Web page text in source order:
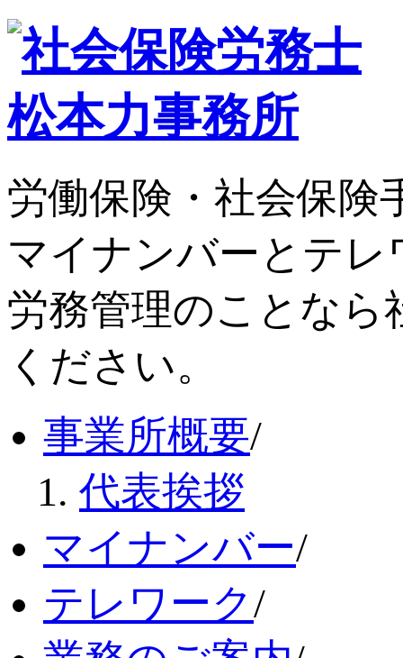
労働保険・社会保険
マイナンバーとテ
労務管理のことなら
ください。
事業所概要/
代表挨拶
マイナンバー/
テレワーク/